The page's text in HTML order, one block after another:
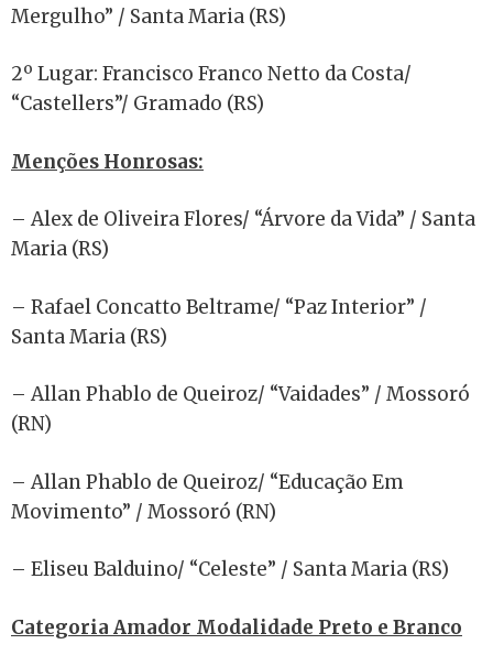
Mergulho” / Santa Maria (RS)
2º Lugar: Francisco Franco Netto da Costa/
“Castellers”/ Gramado (RS)
Menções Honrosas:
– Alex de Oliveira Flores/ “Árvore da Vida” / Santa
Maria (RS)
– Rafael Concatto Beltrame/ “Paz Interior” /
Santa Maria (RS)
– Allan Phablo de Queiroz/ “Vaidades” / Mossoró
(RN)
– Allan Phablo de Queiroz/ “Educação Em
Movimento” / Mossoró (RN)
– Eliseu Balduino/ “Celeste” / Santa Maria (RS)
Categoria Amador Modalidade Preto e Branco